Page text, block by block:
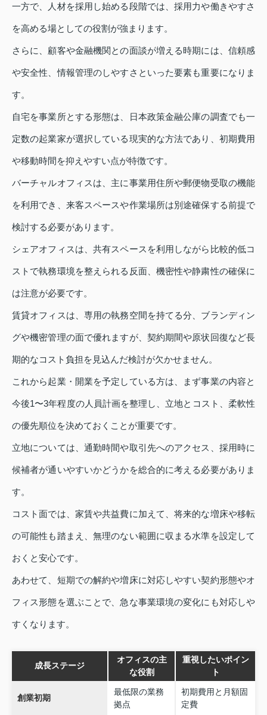
一方で、人材を採用し始める段階では、採用力や働きやすさ
を高める場としての役割が強まります。
さらに、顧客や金融機関との面談が増える時期には、信頼感
や安全性、情報管理のしやすさといった要素も重要になりま
す。
自宅を事業所とする形態は、日本政策金融公庫の調査でも一
定数の起業家が選択している現実的な方法であり、初期費用
や移動時間を抑えやすい点が特徴です。
バーチャルオフィスは、主に事業用住所や郵便物受取の機能
を利用でき、来客スペースや作業場所は別途確保する前提で
検討する必要があります。
シェアオフィスは、共有スペースを利用しながら比較的低コ
ストで執務環境を整えられる反面、機密性や静粛性の確保に
は注意が必要です。
賃貸オフィスは、専用の執務空間を持てる分、ブランディン
グや機密管理の面で優れますが、契約期間や原状回復など長
期的なコスト負担を見込んだ検討が欠かせません。
これから起業・開業を予定している方は、まず事業の内容と
今後1〜3年程度の人員計画を整理し、立地とコスト、柔軟性
の優先順位を決めておくことが重要です。
立地については、通勤時間や取引先へのアクセス、採用時に
候補者が通いやすいかどうかを総合的に考える必要がありま
す。
コスト面では、家賃や共益費に加えて、将来的な増床や移転
の可能性も踏まえ、無理のない範囲に収まる水準を設定して
おくと安心です。
あわせて、短期での解約や増床に対応しやすい契約形態やオ
フィス形態を選ぶことで、急な事業環境の変化にも対応しや
すくなります。
成長ステージ
オフィスの主
な役割
重視したいポイン
ト
創業初期
最低限の業務
拠点
初期費用と月額固
定費